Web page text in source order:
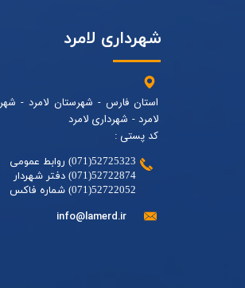
شهرداری لامرد
استان فارس - شهرستان لامرد - شهر
لامرد - شهرداری لامرد
کد پستی :
52725323(071) روابط عمومی
52722874(071) دفتر شهردار
52722052(071) شماره فاکس
info@lamerd.ir